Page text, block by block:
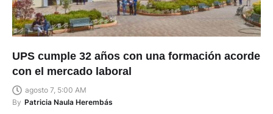
UPS cumple 32 años con una formación acorde
con el mercado laboral
agosto 7, 5:00 AM
By Patricia Naula Herembás